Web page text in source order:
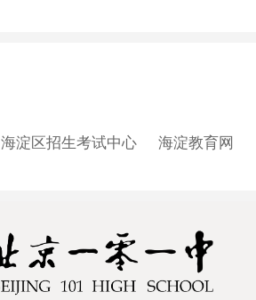
海淀区招生考试中心 海淀教育网